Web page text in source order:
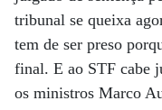
tribunal se queixa
tem de ser preso
final. E ao STF cabe
os ministros Marco